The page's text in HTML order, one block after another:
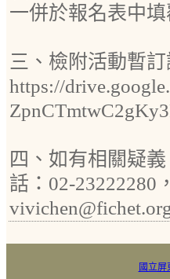
一併於報名表中
三、檢附活動暫
https://
四、如有相關疑
話：02-23222280
國立屏